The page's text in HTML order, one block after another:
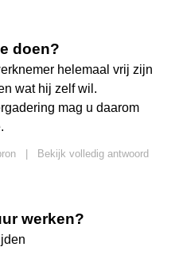
doen?
helemaal vrij zijn
wat hij zelf wil.
mag u daarom
Bekijk volledig antwoord
werken?